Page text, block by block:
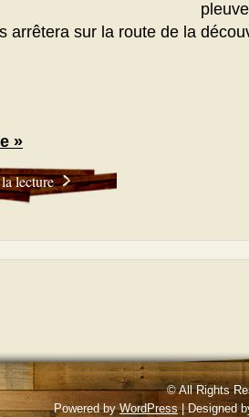
arrêtera sur la route de la
»
lecture
© All Rights
Powered byWordPress| Designed